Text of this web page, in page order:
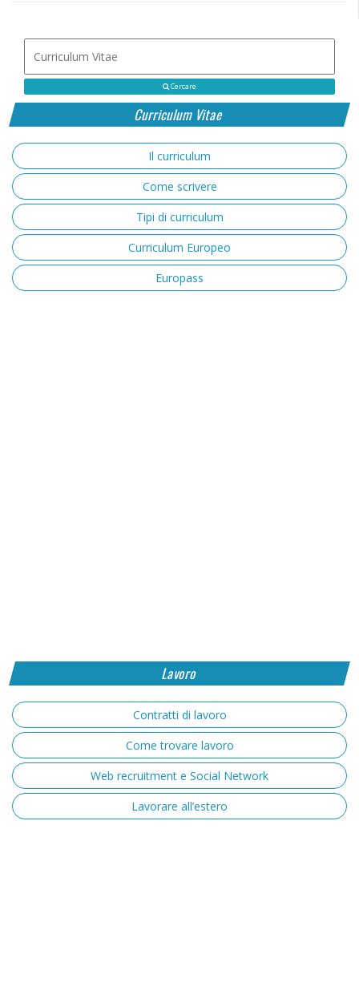
Cercare
Curriculum Vitae
Il curriculum
Come scrivere
Tipi di curriculum
Curriculum Europeo
Europass
Lavoro
Contratti di lavoro
Come trovare lavoro
Web recruitment e Social Network
Lavorare all’estero